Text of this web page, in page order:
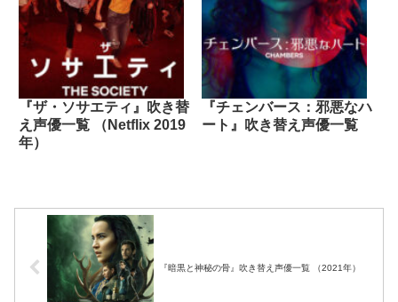
『ザ・ソサエティ』吹き替
え声優一覧 （Netflix 2019
年）
『チェンバース：邪悪なハ
ート』吹き替え声優一覧
『暗黒と神秘の骨』吹き替え声優一覧 （2021年）